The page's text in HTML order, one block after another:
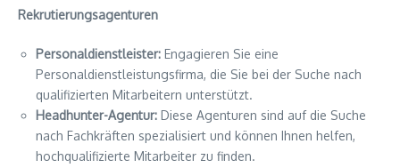
Rekrutierungsagenturen
Personaldienstleister: Engagieren Sie eine
Personaldienstleistungsfirma, die Sie bei der Suche nach
qualifizierten Mitarbeitern unterstützt.
Headhunter-Agentur: Diese Agenturen sind auf die Suche
nach Fachkräften spezialisiert und können Ihnen helfen,
hochqualifizierte Mitarbeiter zu finden.